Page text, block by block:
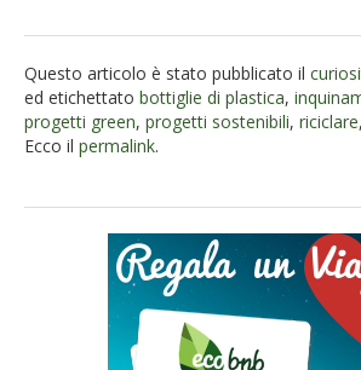
Questo articolo è stato pubblicato il
ed etichettato bottiglie di plastica,
progetti green, progetti sostenibili, riciclare,
Ecco il permalink.